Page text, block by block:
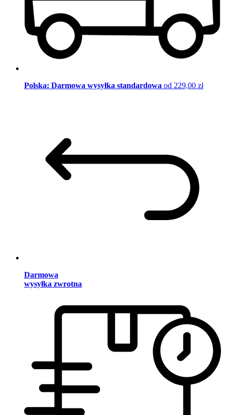
Polska: Darmowa wysyłka standardowa od 229,00 zł
Darmowa
wysyłka zwrotna